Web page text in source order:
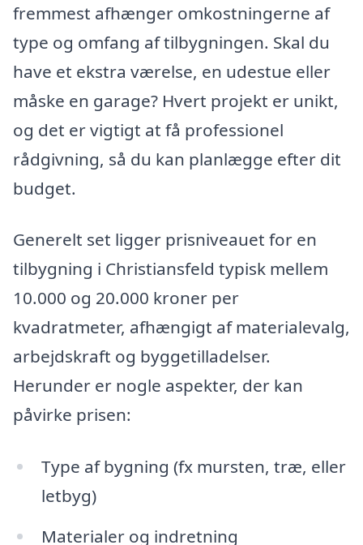
fremmest afhænger omkostningerne af
type og omfang af tilbygningen. Skal du
have et ekstra værelse, en udestue eller
måske en garage? Hvert projekt er unikt,
og det er vigtigt at få professionel
rådgivning, så du kan planlægge efter dit
budget.
Generelt set ligger prisniveauet for en
tilbygning i Christiansfeld typisk mellem
10.000 og 20.000 kroner per
kvadratmeter, afhængigt af materialevalg,
arbejdskraft og byggetilladelser.
Herunder er nogle aspekter, der kan
påvirke prisen:
Type af bygning (fx mursten, træ, eller
letbyg)
Materialer og indretning